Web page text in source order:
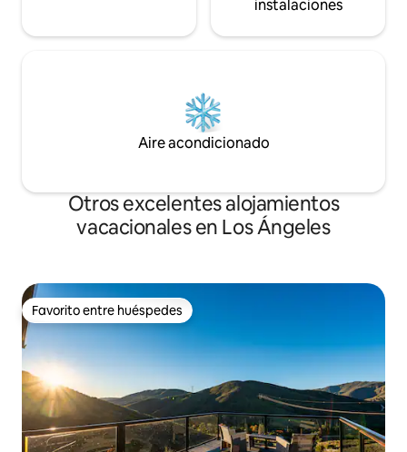
instalaciones
Aire acondicionado
Otros excelentes alojamientos
vacacionales en Los Ángeles
Favorito entre huéspedes
Favorito entre huéspedes